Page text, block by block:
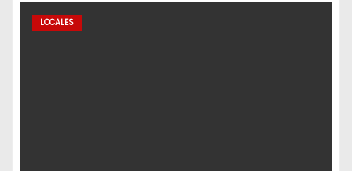
LOCALES